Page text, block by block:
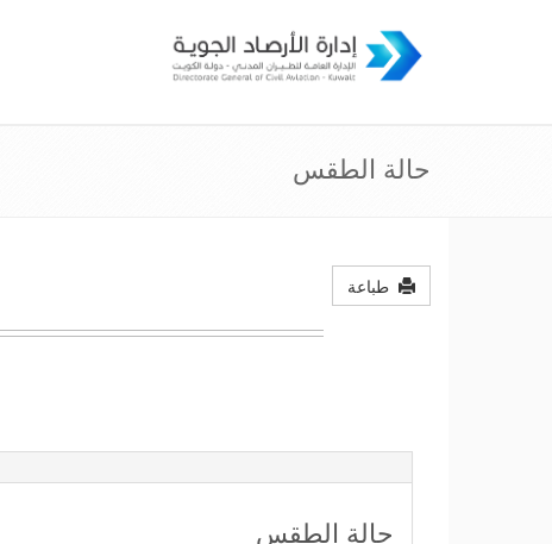
حالة الطقس
طباعة
حالة الطقس